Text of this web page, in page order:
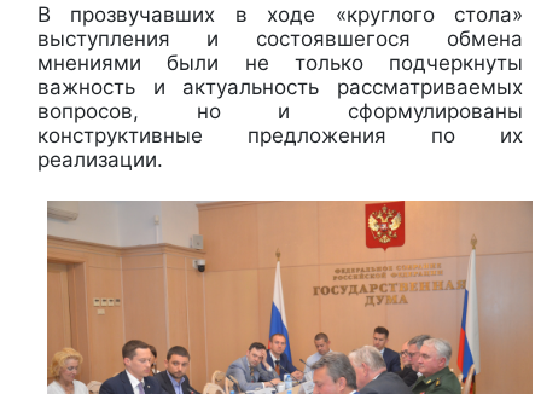
В прозвучавших в ходе «круглого стола»
выступления и состоявшегося обмена
мнениями были не только подчеркнуты
важность и актуальность рассматриваемых
вопросов, но и сформулированы
конструктивные предложения по их
реализации.